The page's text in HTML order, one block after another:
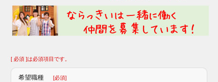
[ 必須 ]は必須項目です。
希望職種 [必須]